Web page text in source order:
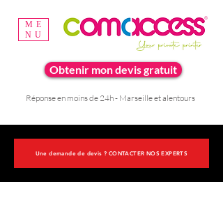
Obtenir mon devis gratuit
Réponse en moins de 24h - Marseille et alentours
ME
NU
Une demande de devis ? CONTACTER NOS EXPERTS